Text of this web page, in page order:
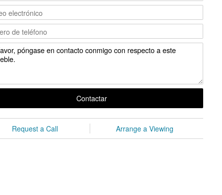
Contactar
Request a Call Arrange a Viewing